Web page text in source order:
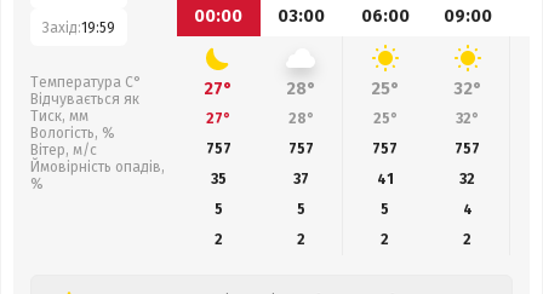
Захід:19:59
Температура С°
Відчувається як
Тиск, мм
Вологість, %
Вітер, м/с
Ймовірність опадів,
%
00:00
03:00 06:00 09:00
27° 28° 25° 32°
27° 28° 25° 32°
757
757 757 757
35
37 41 32
5
5 5
4
2
2 2 2